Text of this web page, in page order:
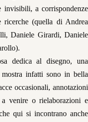
invisibili, a corrispondenze
ricerche (quella di Andrea
Daniele Girardi, Daniele
dedica al disegno, una
infatti sono in bella
occasionali, annotazioni
a venire o rielaborazioni e
qui si incontrano anche